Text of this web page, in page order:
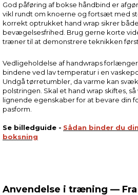
God påføring af bokse håndbind er
vikl rundt om knoerne og fortsæt med
korrekt optrukket hand wrap sikrer
bevægelsesfrihed. Brug gerne korte
træner til at demonstrere teknikken
Vedligeholdelse af handwraps
bindene ved lav temperatur i en
Undgå tørretumbler, da varme kan
polstringen. Skal et hand wrap skiftes,
lignende egenskaber for at bevare din
pasform.
Se billedguide - Sådan binder du
boksning
Anvendelse i træning — Fra